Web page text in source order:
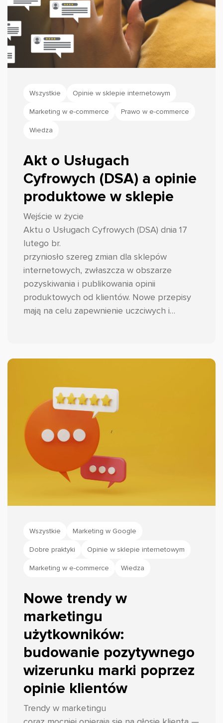
Wszystkie Opinie w sklepie internetowym
Marketing w e-commerce Prawo w e-commerce
Wiedza
Akt o Usługach
Cyfrowych (DSA) a opinie
produktowe w sklepie
Wejście w życie
Aktu o Usługach Cyfrowych (DSA) dnia 17
lutego br.
przyniosło szereg zmian dla sklepów
internetowych, zwłaszcza w obszarze
pozyskiwania i publikowania opinii
produktowych od klientów. Nowe przepisy
mają na celu zapewnienie uczciwych i
commerce.
Wszystkie Marketing w Google
Dobre praktyki Opinie w sklepie internetowym
Marketing w e-commerce Wiedza
Nowe trendy w
marketingu
użytkowników:
budowanie pozytywnego
wizerunku marki poprzez
opinie klientów
Trendy w marketingu